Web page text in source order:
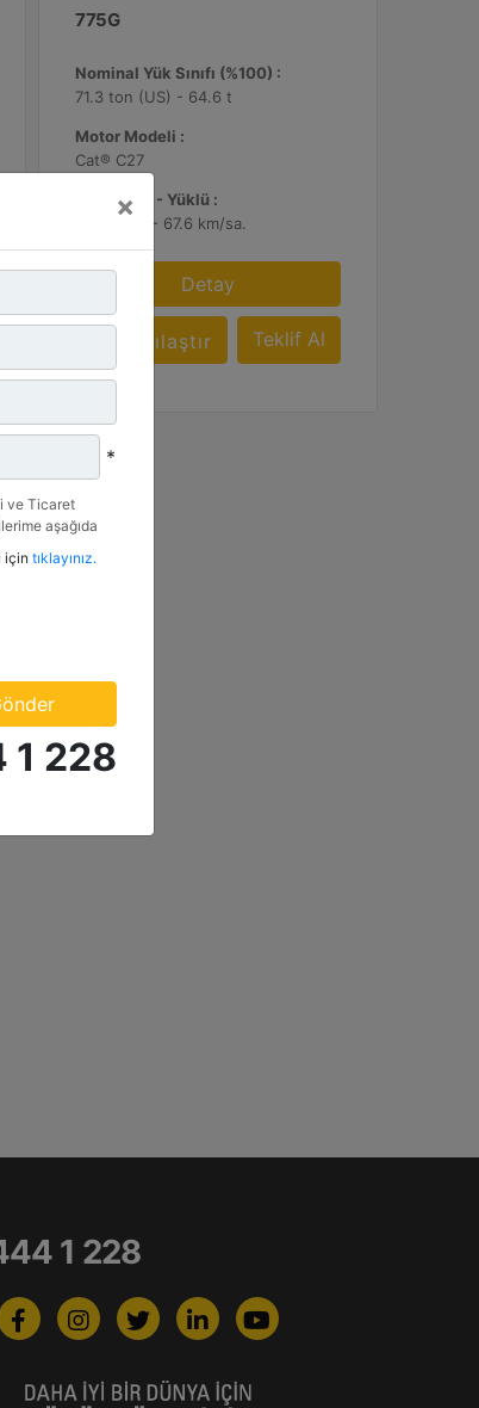
775G
Nominal Yük Sınıfı (%100) :
71.3 ton (US) - 64.6 t
Motor Modeli :
Cat® C27
Azami Hız - Yüklü :
42 mil/sa. - 67.6 km/sa.
Detay
Karşılaştır Teklif Al
×
*
ve Ticaret
aşağıda
için tıklayınız.
1 228
1 228